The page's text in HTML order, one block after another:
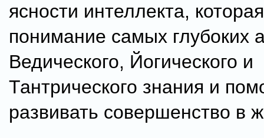
ясности интеллекта,
понимание самых глубоких
Ведического, Йогического и
Тантрического знания и
развивать совершенство в